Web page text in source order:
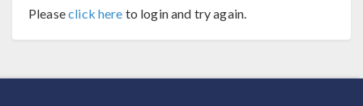
Pleaseclick here to login and try again.